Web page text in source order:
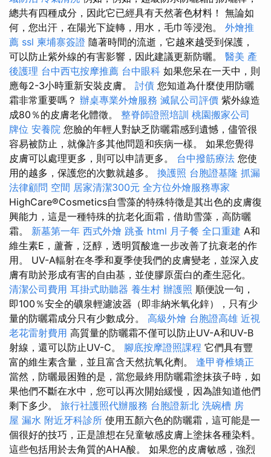
總共有四種成分，因此它已經具有天然著色材料！ 無論如
何，您出汗，在陽光下旋轉，用水，毛巾等浸泡。 外燴推
薦 ssl 柬埔寨簽證 隨著時間的流逝，它越來越受到保護，
可以防止紫外線的有害影響，因此建議更新防曬。 醫美 產
後護理 台中西屯按摩推薦 台中眼科 如果您呆在一天中，則
應每2-3小時重新安裝皮膚。 討債 您知道為什麼使用防曬
霜非常重要嗎？ 辦桌專業外燴服務 滅鼠公司評價 紫外線造
成80％的皮膚老化體徵。 整脊師證照培訓 桃園搬家公司
牌位 安養院 您臉的年輕人對缺乏防曬霜感到遺憾，儘管很
容易被防止，就像許多其他問題和疾病一樣。 如果您覺得
皮膚可以處理更多，則可以申請更多。 台中撥筋療法 您使
用的越多，保護您的次數就越多。 換護照 台胞證基隆 抓漏
法律顧問 空間 居家清潔300元 全方位外燴服務專家
HighCare®Cosmetics自雪藻的特殊特徵是其出色的皮膚復
興能力，這是一種特殊的抗老化面霜，借助雪藻，高防曬
霜。 新墓第一年 西式外燴 跳蚤 html 月子餐 全口重建 A和
維生素E，蘆薈，泛醇，透明質酸進一步改善了抗衰老的作
用。 UV-A輻射在冬季和夏季使我們的皮膚變老，並深入皮
膚有助於形成有害的自由基，並使膠原蛋白的產生惡化。
清潔公司費用 耳掛式助聽器 養生村 辦護照 順便說一句，
即100％安全的礦泉輕濾波器（即非納米氧化鋅），只有少
量的防曬霜成分只有少數成分。 高級外燴 台胞證高雄 近視
老花雷射費用 高質量的防曬霜不僅可以防止UV-A和UV-B
射線，還可以防止UV-C。 腳底按摩證照課程 它們具有豐
富的維生素含量，並且富含天然抗氧化劑。 逢甲脊椎矯正
當然，防曬最困難的是，當您最終用防曬霜塗抹孩子時，如
果他們不斷在水中，您可以再次開始緩慢，因為誰知道他們
剩下多少。 旅行社護照代辦服務 台胞證新北 洗碗槽 房
屋 漏水 附近牙科診所 使用五顏六色的防曬霜，這可能是一
個很好的技巧，正是誰想在兒童敏感皮膚上塗抹各種染料。
這些包括用於去角質的AHA酸。 如果您的皮膚敏感，強烈